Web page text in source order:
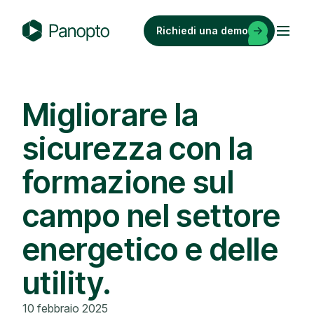
o
o
Richiedi una demo
Migliorare la
sicurezza con la
formazione sul
campo nel settore
energetico e delle
utility.
10 febbraio 2025